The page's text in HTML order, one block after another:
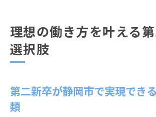
避法
静岡 第二新卒が転職活動で気
くには
理想の働き方を叶える
選択肢
第二新卒が静岡市で実現でき
類